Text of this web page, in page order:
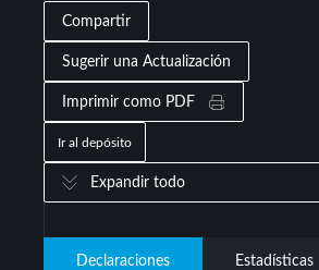
Compartir
Sugerir una Actualización
Imprimir como PDF
Ir al depósito
Expandir todo
Declaraciones Estadísticas